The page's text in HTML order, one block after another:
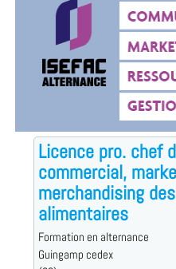
Licence pro. chef
commercial,
merchandising
alimentaires
Formation en alternance
Guingamp cedex